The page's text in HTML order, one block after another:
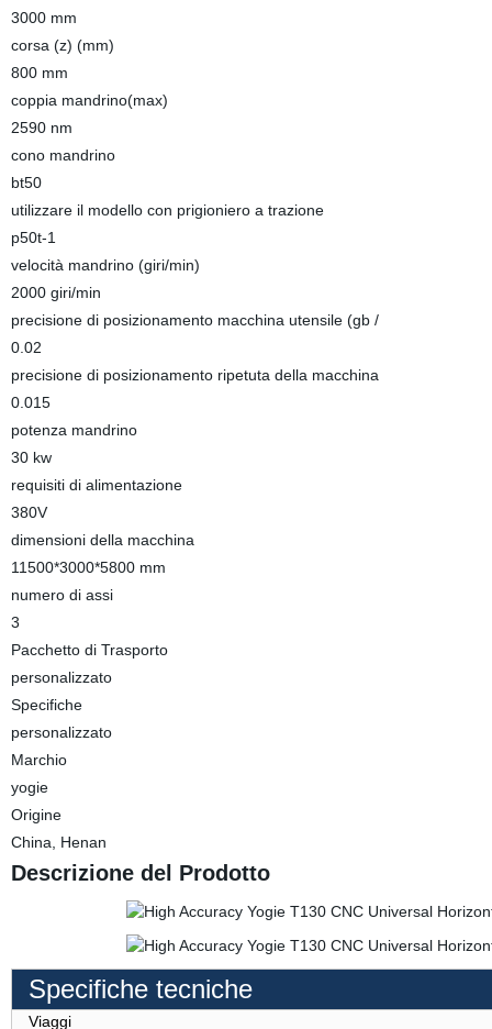
3000 mm
corsa (z) (mm)
800 mm
coppia mandrino(max)
2590 nm
cono mandrino
bt50
utilizzare il modello con prigioniero a trazione
p50t-1
velocità mandrino (giri/min)
2000 giri/min
precisione di posizionamento macchina utensile (gb /
0.02
precisione di posizionamento ripetuta della macchina
0.015
potenza mandrino
30 kw
requisiti di alimentazione
380V
dimensioni della macchina
11500*3000*5800 mm
numero di assi
3
Pacchetto di Trasporto
personalizzato
Specifiche
personalizzato
Marchio
yogie
Origine
China, Henan
Descrizione del Prodotto
Specifiche tecniche
Viaggi